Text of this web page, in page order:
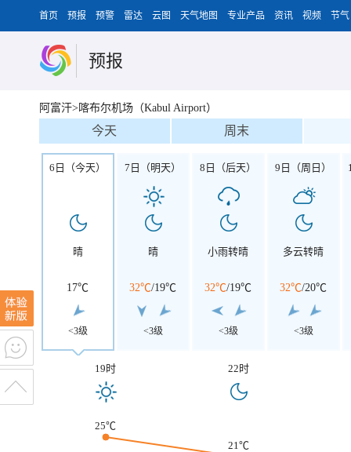
首页 预报 预警 雷达 云图 天气地图 专业产品 资讯 视频 节气
预报
阿富汗>喀布尔机场（Kabul Airport）
今天 周末
6日（今天）
晴
17℃
<3级
7日（明天）
晴
32℃/19℃
<3级
8日（后天）
小雨转晴
32℃/19℃
<3级
9日（周日）
多云转晴
32℃/20℃
<3级
19时 22时
25℃
21℃